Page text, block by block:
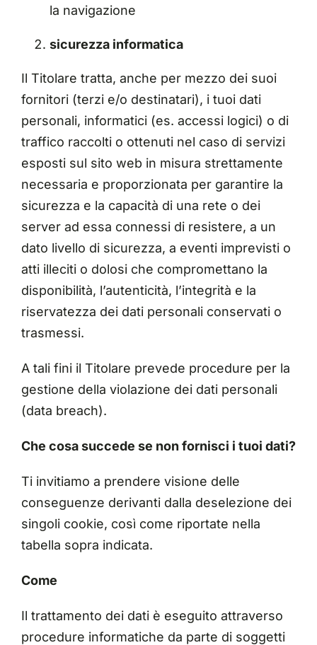
la navigazione
sicurezza informatica
Il Titolare tratta, anche per mezzo dei suoi
fornitori (terzi e/o destinatari), i tuoi dati
personali, informatici (es. accessi logici) o di
traffico raccolti o ottenuti nel caso di servizi
esposti sul sito web in misura strettamente
necessaria e proporzionata per garantire la
sicurezza e la capacità di una rete o dei
server ad essa connessi di resistere, a un
dato livello di sicurezza, a eventi imprevisti o
atti illeciti o dolosi che compromettano la
disponibilità, l’autenticità, l’integrità e la
riservatezza dei dati personali conservati o
trasmessi.
A tali fini il Titolare prevede procedure per la
gestione della violazione dei dati personali
(data breach).
Che cosa succede se non fornisci i tuoi dati?
Ti invitiamo a prendere visione delle
conseguenze derivanti dalla deselezione dei
singoli cookie, così come riportate nella
tabella sopra indicata.
Come
Il trattamento dei dati è eseguito attraverso
procedure informatiche da parte di soggetti